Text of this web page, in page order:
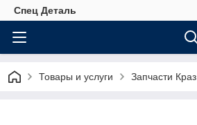
Спец Деталь
Товары и услуги Запчасти Краз